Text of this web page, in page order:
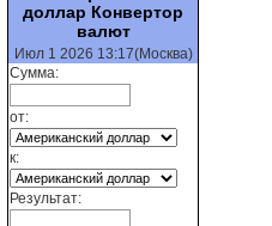
доллар Конвертор
валют
Июл 1 2026 13:17(Москва)
Сумма:
от:
к:
Результат: